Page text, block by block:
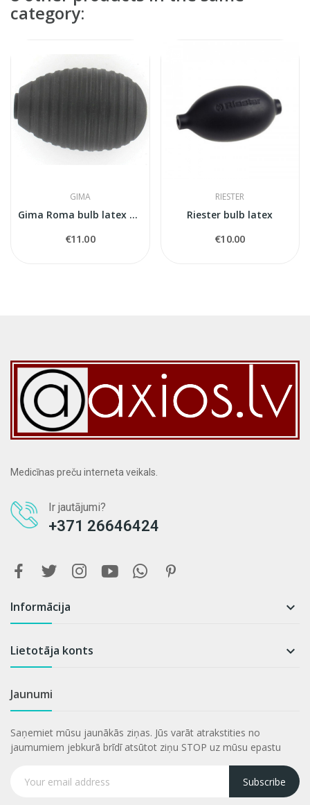
category:
GIMA
Gima Roma bulb latex free
€11.00
RIESTER
Riester bulb latex
€10.00
Medicīnas preču interneta veikals.
Ir jautājumi?
+371 26646424
Informācija 
Lietotāja konts 
Jaunumi
Saņemiet mūsu jaunākās ziņas. Jūs varāt atrakstities no
jaumumiem jebkurā brīdī atsūtot ziņu STOP uz mūsu epastu
Subscribe